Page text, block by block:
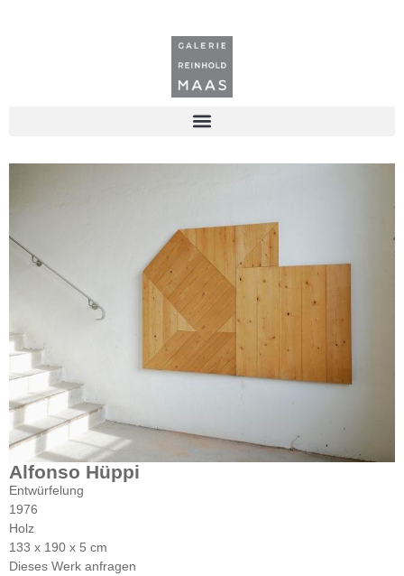
Alfonso Hüppi
Entwürfelung
1976
Holz
133 x 190 x 5 cm
Dieses Werk anfragen